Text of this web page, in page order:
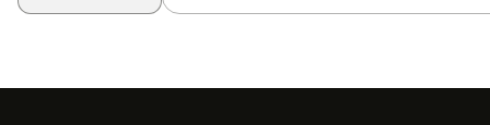
Enable screen sharing